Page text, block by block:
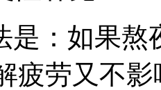
是：如果熬
疲劳又不